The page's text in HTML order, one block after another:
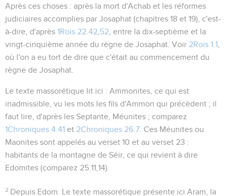
Après ces choses : après la mort d'Achab et les réformes
judiciaires accomplies par Josaphat (chapitres 18 et 19), c'est-
à-dire, d'après 1Rois 22.42 52 , entre la dix-septième et la
vingt-cinquième année du règne de Josaphat. Voir 2Rois 1.1
où l'on a eu tort de dire que c'était au commencement du
règne de Josaphat.
Le texte massorétique lit ici : Ammonites , ce qui est
inadmissible, vu les mots les fils d'Ammon qui précèdent ; il
faut lire, d'après les Septante, Méunites ; comparez
1Chroniques 4.41 et 2Chroniques 26.7 . Ces Méunites ou
Maonites sont appelés au verset 10 et au verset 23 :
habitants de la montagne de Séir , ce qui revient à dire
Edomites (comparez 25.11,14).
2 Depuis Edom . Le texte massorétique présente iciAram , la